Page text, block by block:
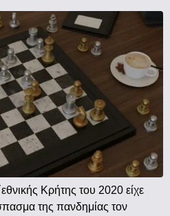
Κρήτης του 2020 είχε
της πανδημίας τον